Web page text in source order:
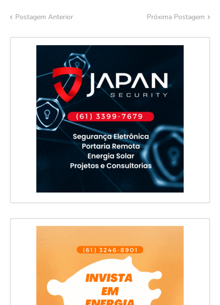
Postagem Anterior Próxima Postagem